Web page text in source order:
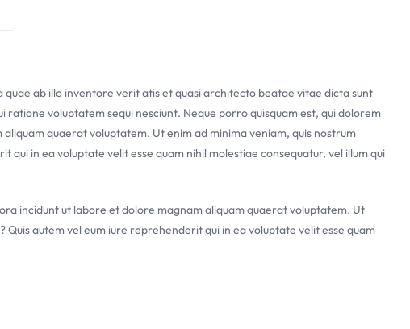
ab illo inventore verit atis et quasi architecto beatae vitae dicta sunt
voluptatem sequi nesciunt. Neque porro quisquam est, qui dolorem
quaerat voluptatem. Ut enim ad minima veniam, quis nostrum
in ea voluptate velit esse quam nihil molestiae consequatur, vel illum qui
incidunt ut labore et dolore magnam aliquam quaerat voluptatem. Ut
autem vel eum iure reprehenderit qui in ea voluptate velit esse quam